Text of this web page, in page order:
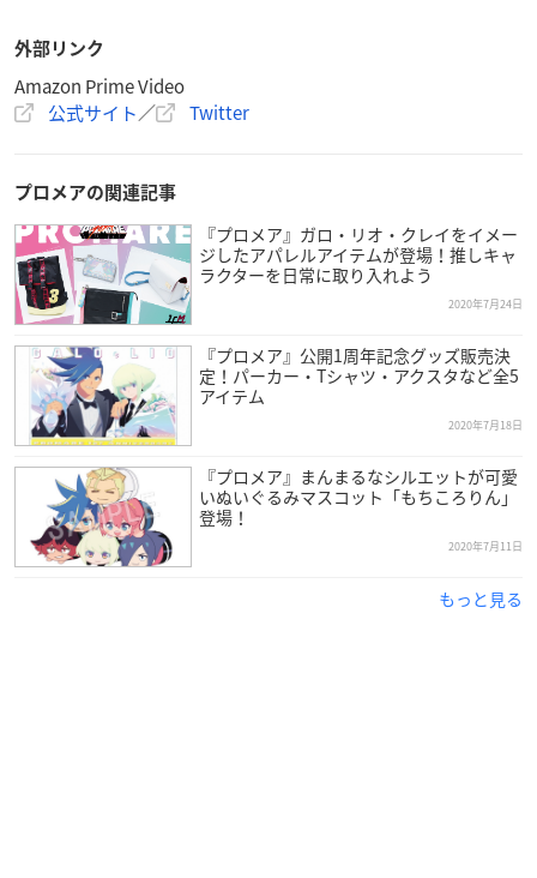
外部リンク
Amazon Prime Video
公式サイト／ Twitter
プロメアの関連記事
『プロメア』ガロ・リオ・クレイをイメー
ジしたアパレルアイテムが登場！推しキャ
ラクターを日常に取り入れよう
2020年7月24日
『プロメア』公開1周年記念グッズ販売決
定！パーカー・Tシャツ・アクスタなど全5
アイテム
2020年7月18日
『プロメア』まんまるなシルエットが可愛
いぬいぐるみマスコット「もちころりん」
登場！
2020年7月11日
もっと見る